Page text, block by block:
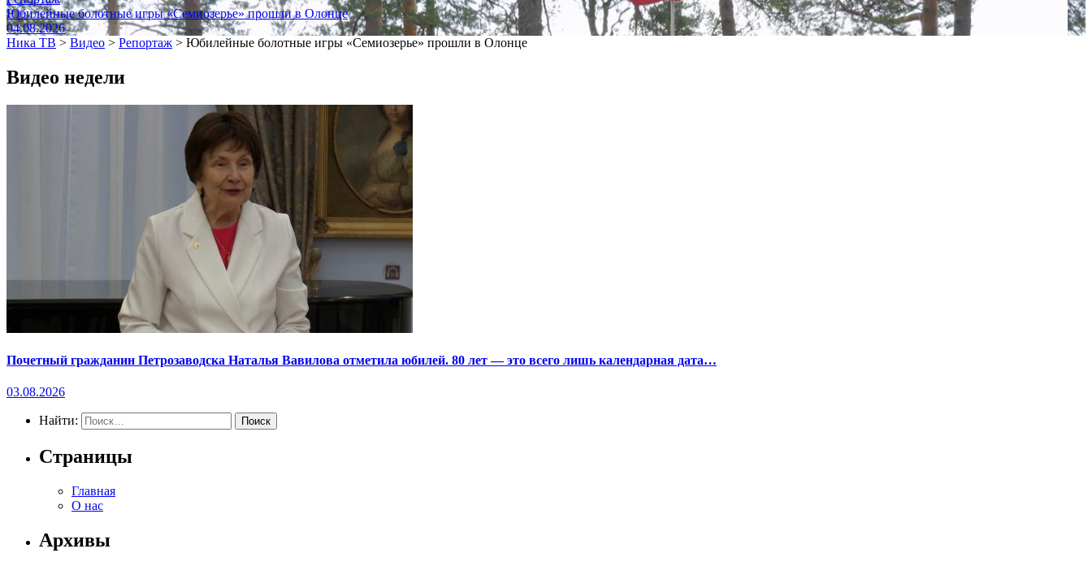
Юбилейные болотные игры «Семиозерье» прошли в Олонце
04.08.2026
Ника ТВ > Видео > Репортаж > Юбилейные болотные игры «Семиозерье» прошли в Олонце
Видео недели
Почетный гражданин Петрозаводска Наталья Вавилова отметила юбилей. 80 лет — это всего лишь календарная дата…
03.08.2026
Найти:
Страницы
Главная
О нас
Архивы